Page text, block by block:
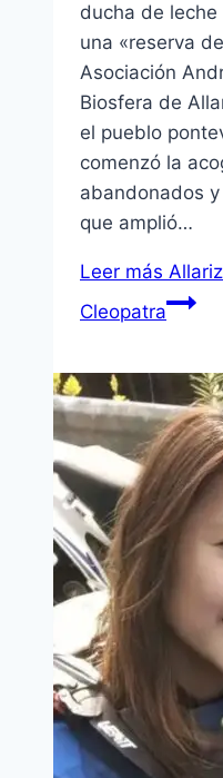
ducha de
una «reserva
Asociación
Biosfera de
el pueblo
comenzó la
abandonados
que amplió…
Leer más
Cleopatra